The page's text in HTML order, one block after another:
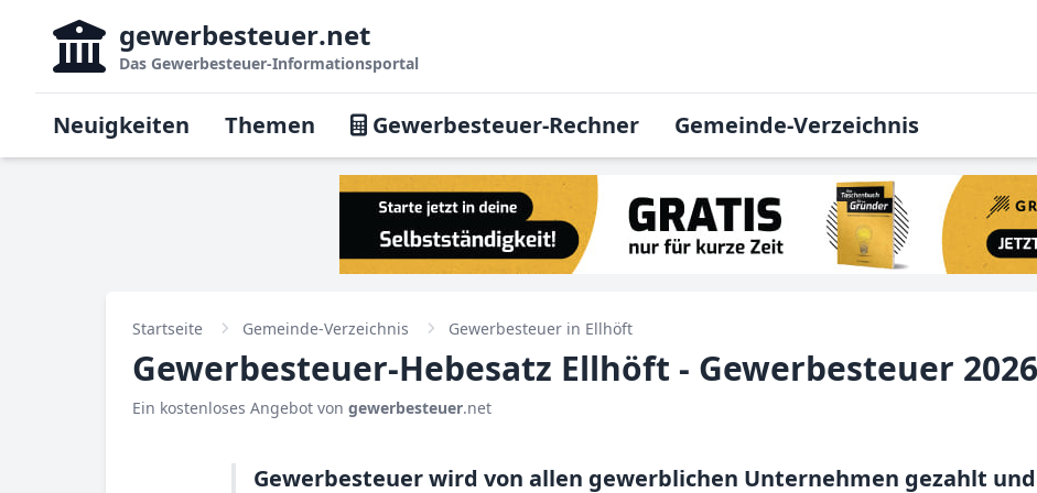
gewerbesteuer.net
Das Gewerbesteuer-Informationsportal
Neuigkeiten Themen Gewerbesteuer-Rechner Gemeinde-Verzeichnis
Startseite Gemeinde-Verzeichnis Gewerbesteuer in Ellhöft
Gewerbesteuer-Hebesatz Ellhöft - Gewerbesteuer 2026
Ein kostenloses Angebot von gewerbesteuer.net
Gewerbesteuer wird von allen gewerblichen Unternehmen gezahlt